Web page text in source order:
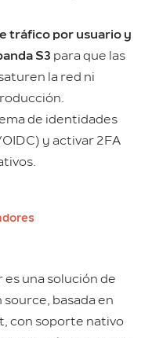
tráfico por usuario y
S3 para que las
la red ni
de identidades
y activar 2FA
una solución de
basada en
con soporte nativo